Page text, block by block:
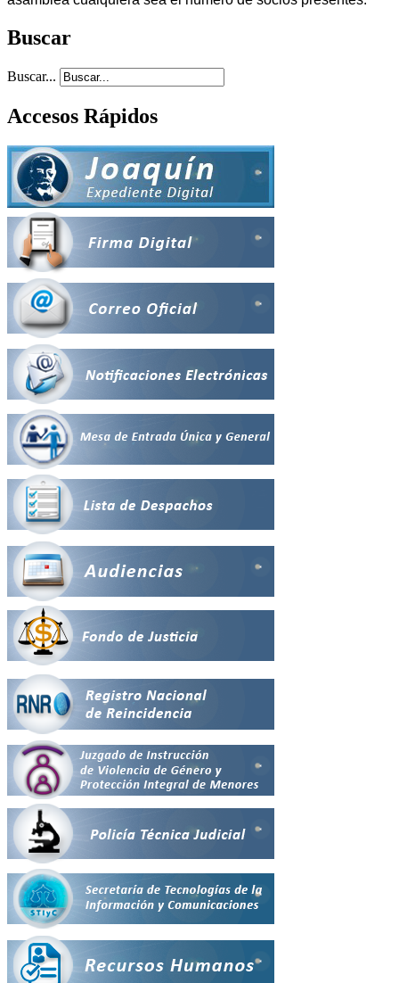
Buscar
Buscar...
Accesos Rápidos